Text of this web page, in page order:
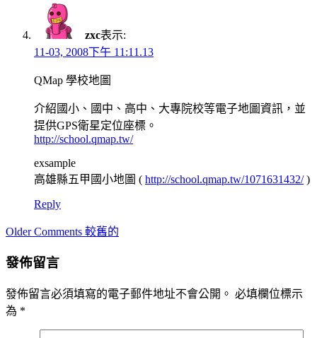
zxc表示:
11-03, 2008下午 11:11.13
QMap 學校地圖
介紹國小、國中、高中、大專院校等電子地圖資訊，並
提供GPS衛星定位座標。
http://school.qmap.tw/
exsample
高雄縣五甲國小地圖 ( http://school.qmap.tw/1071631432/)
Reply
Comment
Older Comments 較舊的
發佈留言
發佈留言必須填寫的電子郵件地址不會公開。 必填欄位標示
為 *